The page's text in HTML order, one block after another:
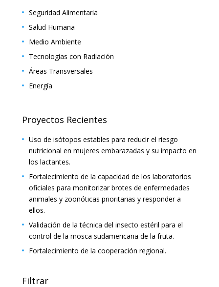
Seguridad Alimentaria
Salud Humana
Medio Ambiente
Tecnologías con Radiación
Áreas Transversales
Energía
Proyectos Recientes
Uso de isótopos estables para reducir el riesgo
nutricional en mujeres embarazadas y su impacto en
los lactantes.
Fortalecimiento de la capacidad de los laboratorios
oficiales para monitorizar brotes de enfermedades
animales y zoonóticas prioritarias y responder a
ellos.
Validación de la técnica del insecto estéril para el
control de la mosca sudamericana de la fruta.
Fortalecimiento de la cooperación regional.
Filtrar